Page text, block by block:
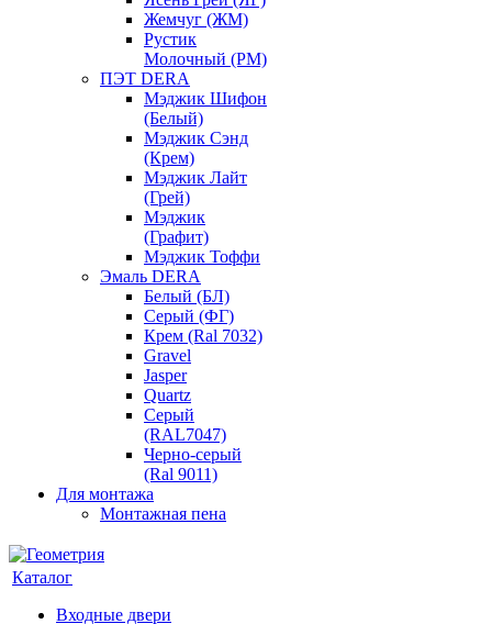
Жемчуг (ЖМ)
Рустик
Молочный (РМ)
ПЭТ DERA
Мэджик Шифон
(Белый)
Мэджик Сэнд
(Крем)
Мэджик Лайт
(Грей)
Мэджик
(Графит)
Мэджик Тоффи
Эмаль DERA
Белый (БЛ)
Серый (ФГ)
Крем (Ral 7032)
Gravel
Jasper
Quartz
Серый
(RAL7047)
Черно-серый
(Ral 9011)
Для монтажа
Монтажная пена
Каталог
Входные двери